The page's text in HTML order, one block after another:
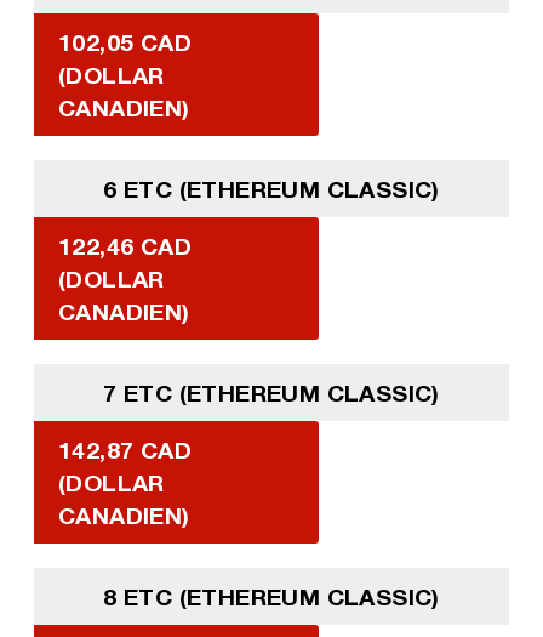
102,05 CAD
(DOLLAR
CANADIEN)
6 ETC (ETHEREUM CLASSIC)
122,46 CAD
(DOLLAR
CANADIEN)
7 ETC (ETHEREUM CLASSIC)
142,87 CAD
(DOLLAR
CANADIEN)
8 ETC (ETHEREUM CLASSIC)